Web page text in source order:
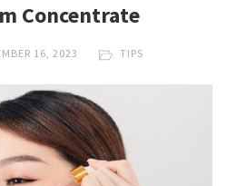
Concentrate
16, 2023 TIPS